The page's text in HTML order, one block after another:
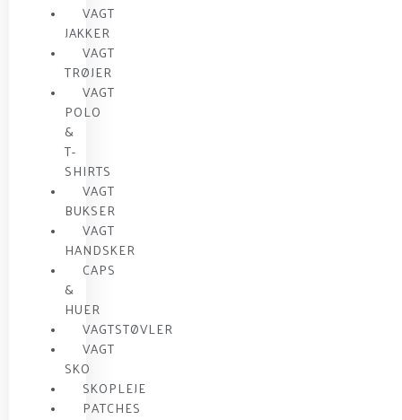
VAGT
JAKKER
VAGT
TRØJER
VAGT
POLO
&
T-
SHIRTS
VAGT
BUKSER
VAGT
HANDSKER
CAPS
&
HUER
VAGTSTØVLER
VAGT
SKO
SKOPLEJE
PATCHES